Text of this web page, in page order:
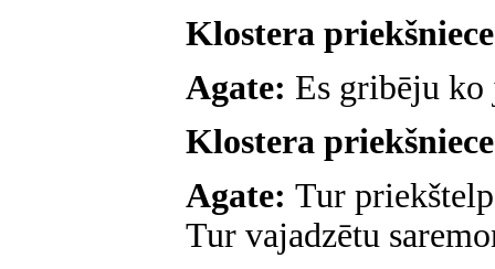
Klostera
Agate: Es gribēju
Klostera
Agate: Tur
Tur vajadzētu